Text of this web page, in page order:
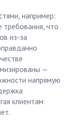
например:
что
из-за
—
напрямую
клиентам